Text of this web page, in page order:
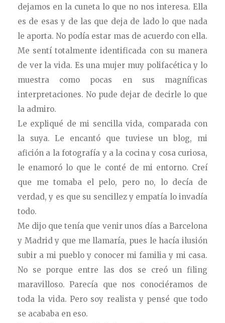
dejamos en la cuneta lo que no nos interesa. Ella
es de esas y de las que deja de lado lo que nada
le aporta. No podía estar mas de acuerdo con ella.
Me sentí totalmente identificada con su manera
de ver la vida. Es una mujer muy polifacética y lo
muestra como pocas en sus magníficas
interpretaciones. No pude dejar de decirle lo que
la admiro.
Le expliqué de mi sencilla vida, comparada con
la suya. Le encantó que tuviese un blog, mi
afición a la fotografía y a la cocina y cosa curiosa,
le enamoró lo que le conté de mi entorno. Creí
que me tomaba el pelo, pero no, lo decía de
verdad, y es que su sencillez y empatía lo invadía
todo.
Me dijo que tenía que venir unos días a Barcelona
y Madrid y que me llamaría, pues le hacía ilusión
subir a mi pueblo y conocer mi familia y mi casa.
No se porque entre las dos se creó un filing
maravilloso. Parecía que nos conociéramos de
toda la vida. Pero soy realista y pensé que todo
se acababa en eso.